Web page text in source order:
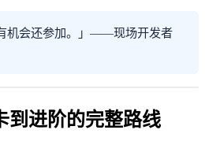
机会还参加。」——现场开发者
到进阶的完整路线